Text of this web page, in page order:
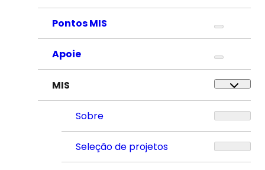
Pontos MIS
Apoie
MIS
Sobre
Seleção de projetos